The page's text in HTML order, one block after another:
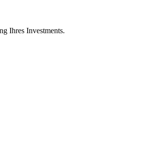
Ihres Investments.